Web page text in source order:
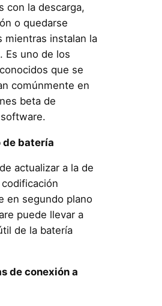
con la descarga,
o quedarse
mientras instalan la
Es uno de los
que se
comúnmente en
beta de
de batería
actualizar a la de
codificación
en segundo plano
puede llevar a
de la batería
de conexión a